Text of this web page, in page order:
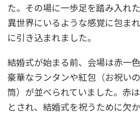
た。その場に一歩足を踏み入れ
異世界にいるような感覚に包ま
に引き込まれました。
結婚式が始まる前、会場は赤一
豪華なランタンや紅包（お祝い
筒）が並べられていました。赤
とされ、結婚式を祝うために欠